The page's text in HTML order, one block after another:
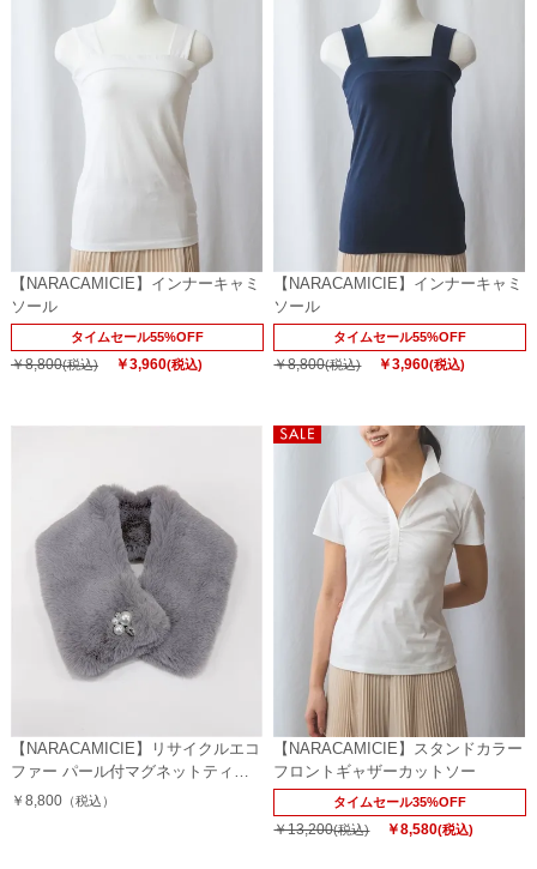
【NARACAMICIE】インナーキャミ
ソール
タイムセール55%OFF
￥8,800(税込) ￥3,960(税込)
【NARACAMICIE】インナーキャミ
ソール
タイムセール55%OFF
￥8,800(税込) ￥3,960(税込)
【NARACAMICIE】リサイクルエコ
ファー パール付マグネットティペ
ット
￥8,800（税込）
【NARACAMICIE】スタンドカラー
フロントギャザーカットソー
タイムセール35%OFF
￥13,200(税込) ￥8,580(税込)